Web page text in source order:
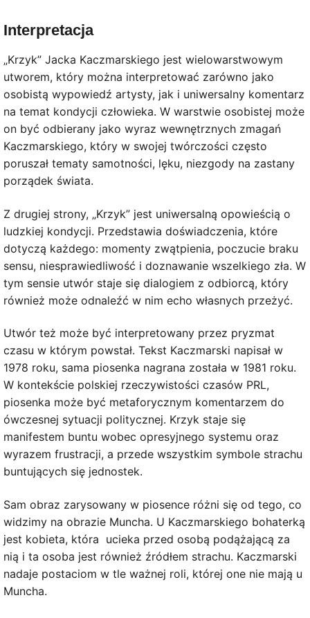
Interpretacja
„Krzyk” Jacka Kaczmarskiego jest wielowarstwowym
utworem, który można interpretować zarówno jako
osobistą wypowiedź artysty, jak i uniwersalny komentarz
na temat kondycji człowieka. W warstwie osobistej może
on być odbierany jako wyraz wewnętrznych zmagań
Kaczmarskiego, który w swojej twórczości często
poruszał tematy samotności, lęku, niezgody na zastany
porządek świata.
Z drugiej strony, „Krzyk” jest uniwersalną opowieścią o
ludzkiej kondycji. Przedstawia doświadczenia, które
dotyczą każdego: momenty zwątpienia, poczucie braku
sensu, niesprawiedliwość i doznawanie wszelkiego zła. W
tym sensie utwór staje się dialogiem z odbiorcą, który
również może odnaleźć w nim echo własnych przeżyć.
Utwór też może być interpretowany przez pryzmat
czasu w którym powstał. Tekst Kaczmarski napisał w
1978 roku, sama piosenka nagrana została w 1981 roku.
W kontekście polskiej rzeczywistości czasów PRL,
piosenka może być metaforycznym komentarzem do
ówczesnej sytuacji politycznej. Krzyk staje się
manifestem buntu wobec opresyjnego systemu oraz
wyrazem frustracji, a przede wszystkim symbole strachu
buntujących się jednostek.
Sam obraz zarysowany w piosence różni się od tego, co
widzimy na obrazie Muncha. U Kaczmarskiego bohaterką
jest kobieta, która ucieka przed osobą podążającą za
nią i ta osoba jest również źródłem strachu. Kaczmarski
nadaje postaciom w tle ważnej roli, której one nie mają u
Muncha.